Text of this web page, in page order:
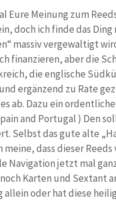
Eure Meinung zum
doch ich finde das
massiv vergewaltigt
finanzieren, aber die
die englische
ergänzend zu Rate
ab. Dazu ein
and Portugal ) Den
Selbst das gute alte
meine, dass dieser
Navigation jetzt mal
Karten und Sextant
allein oder hat diese